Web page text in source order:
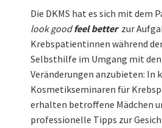
Die DKMS hat es sich mit dem
look goodfeel betterzur
Krebspatientinnen während
Selbsthilfe im Umgang mit
Veränderungen anzubieten: In
Kosmetikseminaren für
erhalten betroffene Mädchen
professionelle Tipps zur